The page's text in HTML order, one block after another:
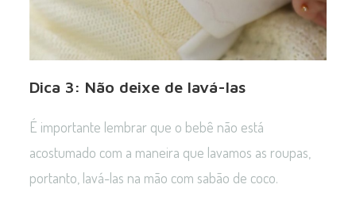
Dica 3: Não deixe de lavá-las
É importante lembrar que o bebê não está
acostumado com a maneira que lavamos as roupas,
portanto, lavá-las na mão com sabão de coco.